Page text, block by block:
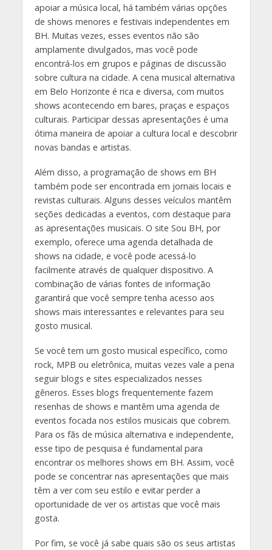
apoiar a música local, há também várias opções
de shows menores e festivais independentes em
BH. Muitas vezes, esses eventos não são
amplamente divulgados, mas você pode
encontrá-los em grupos e páginas de discussão
sobre cultura na cidade. A cena musical alternativa
em Belo Horizonte é rica e diversa, com muitos
shows acontecendo em bares, praças e espaços
culturais. Participar dessas apresentações é uma
ótima maneira de apoiar a cultura local e descobrir
novas bandas e artistas.
Além disso, a programação de shows em BH
também pode ser encontrada em jornais locais e
revistas culturais. Alguns desses veículos mantêm
seções dedicadas a eventos, com destaque para
as apresentações musicais. O site Sou BH, por
exemplo, oferece uma agenda detalhada de
shows na cidade, e você pode acessá-lo
facilmente através de qualquer dispositivo. A
combinação de várias fontes de informação
garantirá que você sempre tenha acesso aos
shows mais interessantes e relevantes para seu
gosto musical.
Se você tem um gosto musical específico, como
rock, MPB ou eletrônica, muitas vezes vale a pena
seguir blogs e sites especializados nesses
gêneros. Esses blogs frequentemente fazem
resenhas de shows e mantêm uma agenda de
eventos focada nos estilos musicais que cobrem.
Para os fãs de música alternativa e independente,
esse tipo de pesquisa é fundamental para
encontrar os melhores shows em BH. Assim, você
pode se concentrar nas apresentações que mais
têm a ver com seu estilo e evitar perder a
oportunidade de ver os artistas que você mais
gosta.
Por fim, se você já sabe quais são os seus artistas